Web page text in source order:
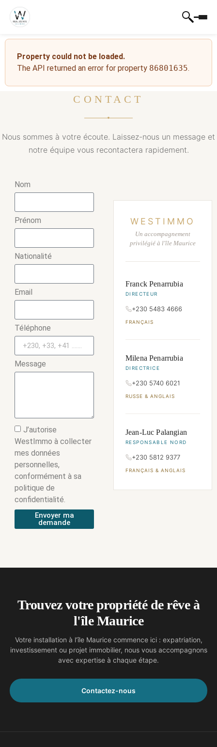
Property could not be loaded.
The API returned an error for property 86801635.
CONTACT
Nous sommes à votre écoute. Laissez-nous un message et
notre équipe vous recontactera rapidement.
Nom
Prénom
Nationalité
Email
Téléphone
Message
J’autorise
WestImmo à collecter
mes données
personnelles,
conformément à sa
politique de
confidentialité.
Envoyer ma
demande
WESTIMMO
Un accompagnement
privilégié à l'île Maurice
Franck Penarrubia
DIRECTEUR
+230 5483 4666
FRANÇAIS
Milena Penarrubia
DIRECTRICE
+230 5740 6021
RUSSE & ANGLAIS
Jean-Luc Palangian
RESPONSABLE NORD
+230 5812 9377
FRANÇAIS & ANGLAIS
Trouvez votre propriété de rêve à
l'île Maurice
Votre installation à l’île Maurice commence ici : expatriation,
investissement ou projet immobilier, nous vous accompagnons
avec expertise à chaque étape.
Contactez-nous